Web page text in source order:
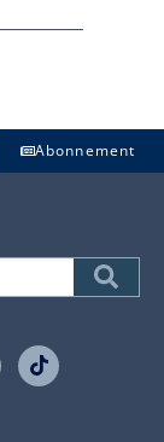
Abonnement